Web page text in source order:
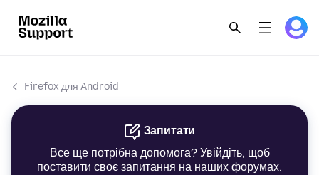
Firefox для Android
Запитати
Все ще потрібна допомога? Увійдіть, щоб
поставити своє запитання на наших форумах.